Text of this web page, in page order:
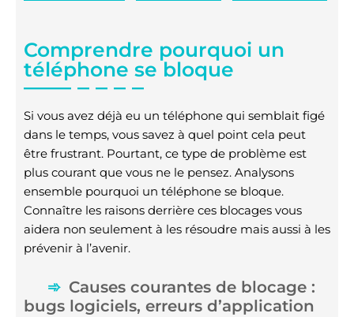
Comprendre pourquoi un
téléphone se bloque
Si vous avez déjà eu un téléphone qui semblait figé
dans le temps, vous savez à quel point cela peut
être frustrant. Pourtant, ce type de problème est
plus courant que vous ne le pensez. Analysons
ensemble pourquoi un téléphone se bloque.
Connaître les raisons derrière ces blocages vous
aidera non seulement à les résoudre mais aussi à les
prévenir à l’avenir.
Causes courantes de blocage :
bugs logiciels, erreurs d’application